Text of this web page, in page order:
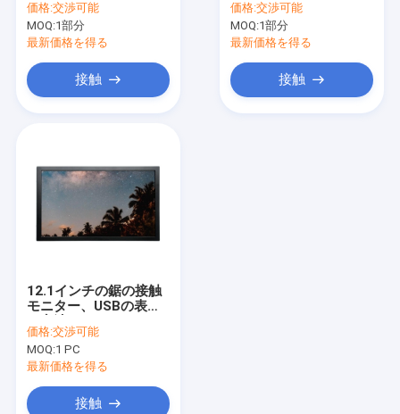
ブルが付いている1つの
接触ポイント
価格:交渉可能
MOQ:1部分
最新価格を得る
接触
価格:交渉可能
MOQ:1部分
最新価格を得る
接触
12.1インチの鋸の接触
モニター、USBの表面
ーン1024×768
価格:交渉可能
MOQ:1 PC
最新価格を得る
接触